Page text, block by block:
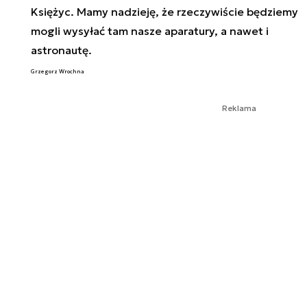
Księżyc. Mamy nadzieję, że rzeczywiście będziemy
mogli wysyłać tam nasze aparatury, a nawet i
astronautę.
Grzegorz Wrochna
Reklama